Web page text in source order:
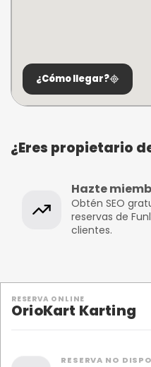
¿Cómo llegar?
¿Eres propietario
Hazte
Obtén SEO
reservas de
clientes.
RESERVA ONLINE
OrioKart Karting
RESERVA NO